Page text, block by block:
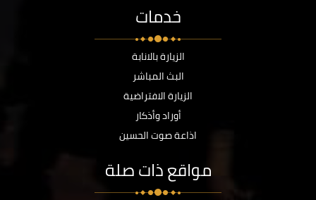
خدمات
الزيارة بالانابة
البث المباشر
الزيارة الافتراضية
أوراد وأذكار
اذاعة صوت الحسين
مواقع ذات صلة